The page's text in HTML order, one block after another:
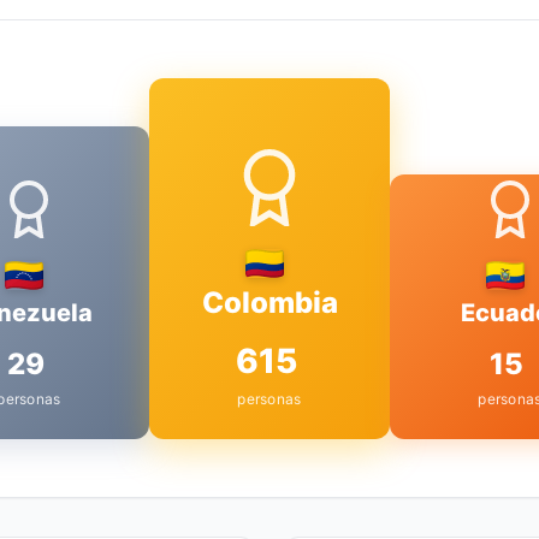
29
Colombia
615
personas
15